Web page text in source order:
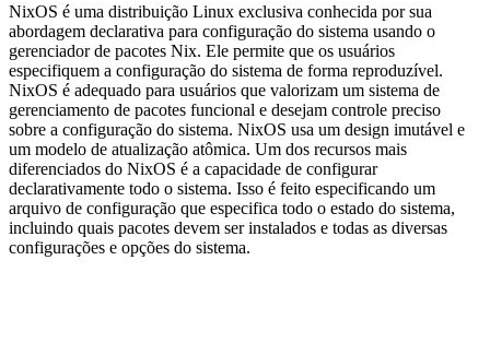
NixOS é uma distribuição Linux exclusiva conhecida por sua
abordagem declarativa para configuração do sistema usando o
gerenciador de pacotes Nix. Ele permite que os usuários
especifiquem a configuração do sistema de forma reproduzível.
NixOS é adequado para usuários que valorizam um sistema de
gerenciamento de pacotes funcional e desejam controle preciso
sobre a configuração do sistema. NixOS usa um design imutável e
um modelo de atualização atômica. Um dos recursos mais
diferenciados do NixOS é a capacidade de configurar
declarativamente todo o sistema. Isso é feito especificando um
arquivo de configuração que especifica todo o estado do sistema,
incluindo quais pacotes devem ser instalados e todas as diversas
configurações e opções do sistema.